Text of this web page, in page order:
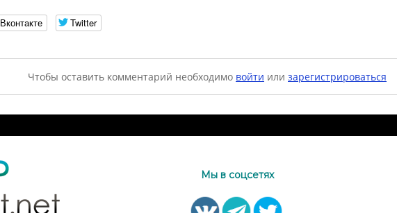
Вконтакте Twitter
Чтобы оставить комментарий необходимо войти или зарегистрироваться
Мы в соцсетях